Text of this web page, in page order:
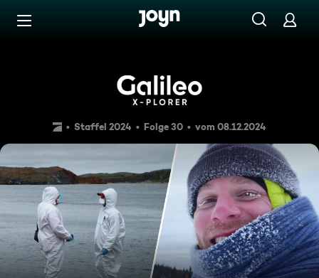
Zum Inhalt springen
Am Limit - Am Limit -
Staffel 2024 Folge 30 vom 08.12.2024